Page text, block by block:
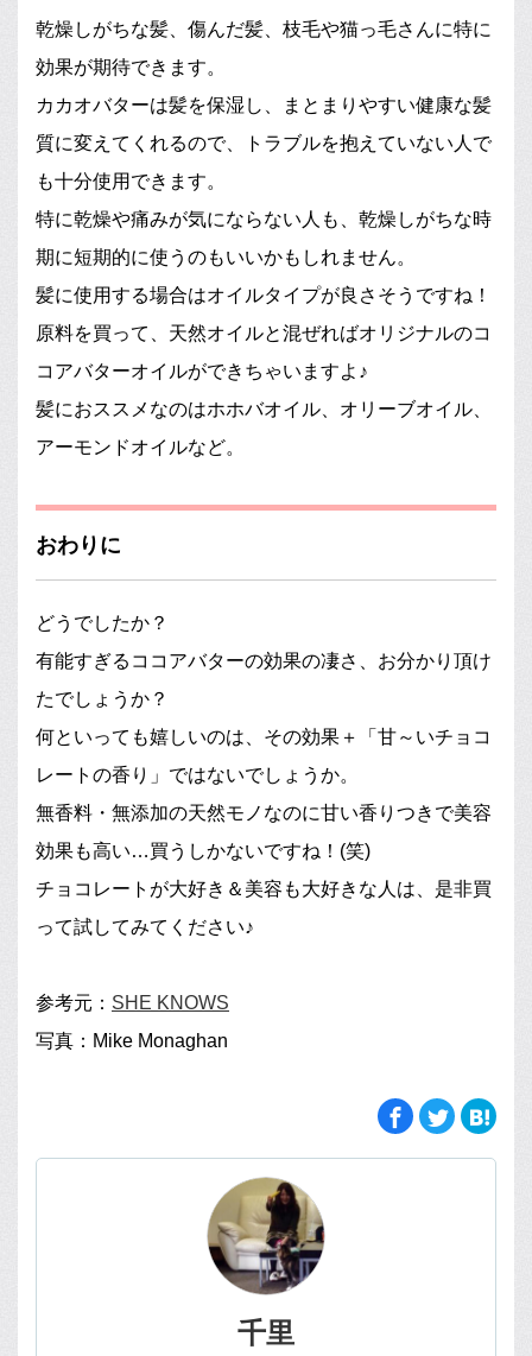
乾燥しがちな髪、傷んだ髪、枝毛や猫っ毛さんに特に
効果が期待できます。
カカオバターは髪を保湿し、まとまりやすい健康な髪
質に変えてくれるので、トラブルを抱えていない人で
も十分使用できます。
特に乾燥や痛みが気にならない人も、乾燥しがちな時
期に短期的に使うのもいいかもしれません。
髪に使用する場合はオイルタイプが良さそうですね！
原料を買って、天然オイルと混ぜればオリジナルのコ
コアバターオイルができちゃいますよ♪
髪におススメなのはホホバオイル、オリーブオイル、
アーモンドオイルなど。
おわりに
どうでしたか？
有能すぎるココアバターの効果の凄さ、お分かり頂け
たでしょうか？
何といっても嬉しいのは、その効果＋「甘～いチョコ
レートの香り」ではないでしょうか。
無香料・無添加の天然モノなのに甘い香りつきで美容
効果も高い…買うしかないですね！(笑)
チョコレートが大好き＆美容も大好きな人は、是非買
って試してみてください♪
参考元： SHE KNOWS
写真：Mike Monaghan
千里